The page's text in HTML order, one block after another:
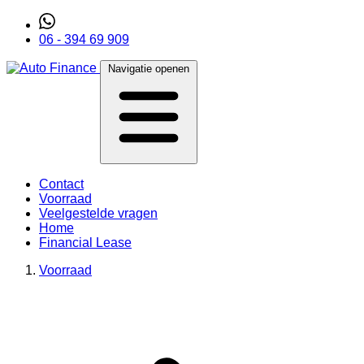
06 - 394 69 909
Navigatie openen
Contact
Voorraad
Veelgestelde vragen
Home
Financial Lease
Voorraad